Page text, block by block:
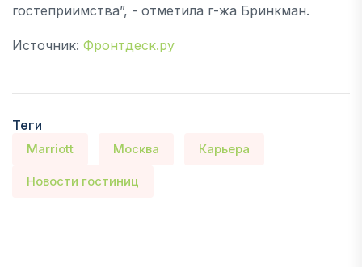
гостеприимства”, - отметила г-жа Бринкман.
Источник: Фронтдеск.ру
Теги
Marriott Москва Карьера
Новости гостиниц